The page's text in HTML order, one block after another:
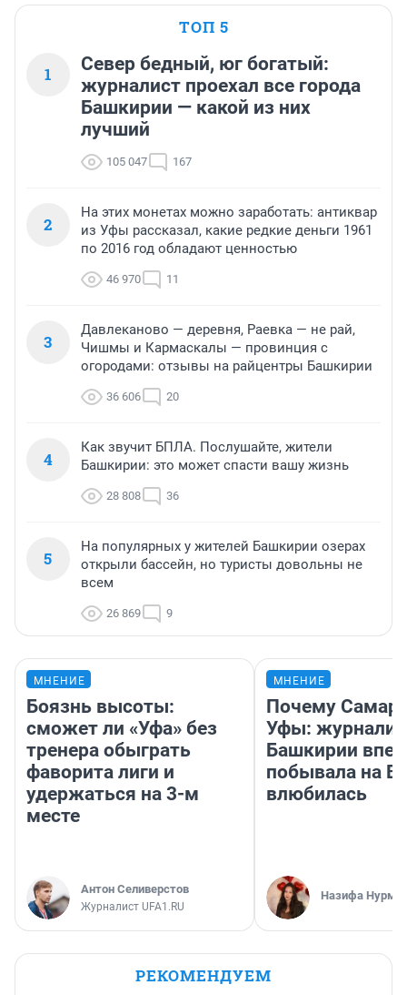
ТОП 5
1
Север бедный, юг богатый:
журналист проехал все города
Башкирии — какой из них
лучший
105 047 167
2
На этих монетах можно заработать: антиквар
из Уфы рассказал, какие редкие деньги 1961
по 2016 год обладают ценностью
46 970 11
3
Давлеканово — деревня, Раевка — не рай,
Чишмы и Кармаскалы — провинция с
огородами: отзывы на райцентры Башкирии
36 606 20
4
Как звучит БПЛА. Послушайте, жители
Башкирии: это может спасти вашу жизнь
28 808 36
5
На популярных у жителей Башкирии озерах
открыли бассейн, но туристы довольны не
всем
26 869 9
МНЕНИЕ
Боязнь высоты:
сможет ли «Уфа» без
тренера обыграть
фаворита лиги и
удержаться на 3-м
месте
Антон Селиверстов
Журналист UFA1.RU
МНЕНИЕ
Почему
Уфы:
Башкирии
побывала на
влюбилась
Назифа
РЕКОМЕНДУЕМ